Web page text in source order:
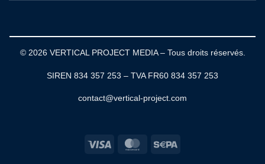
© 2026 VERTICAL PROJECT MEDIA – Tous droits réservés.
SIREN 834 357 253 – TVA FR60 834 357 253
contact@vertical-project.com
Visa MasterCard